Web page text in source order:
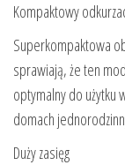
Kompaktowy
Superkompaktowa
sprawiają, że ten
optymalny do użytku
domach
Duży zasięg